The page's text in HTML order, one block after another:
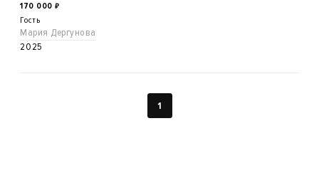
170 000 ₽
Гость
Мария Дергунова
2025
1